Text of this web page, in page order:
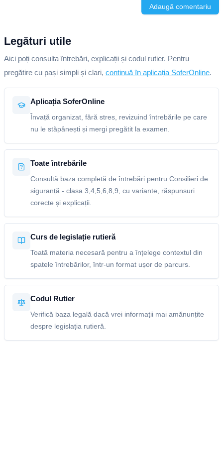
Adaugă comentariu
Legături utile
Aici poți consulta întrebări, explicații și codul rutier. Pentru
pregătire cu pași simpli și clari, continuă în aplicația SoferOnline.
Aplicația SoferOnline
Învață organizat, fără stres, revizuind întrebările pe care
nu le stăpânești și mergi pregătit la examen.
Toate întrebările
Consultă baza completă de întrebări pentru Consilieri de
siguranță - clasa 3,4,5,6,8,9, cu variante, răspunsuri
corecte și explicații.
Curs de legislație rutieră
Toată materia necesară pentru a înțelege contextul din
spatele întrebărilor, într-un format ușor de parcurs.
Codul Rutier
Verifică baza legală dacă vrei informații mai amănunțite
despre legislația rutieră.